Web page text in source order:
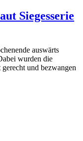
Siegesserie
auswärts
wurden die
und bezwangen